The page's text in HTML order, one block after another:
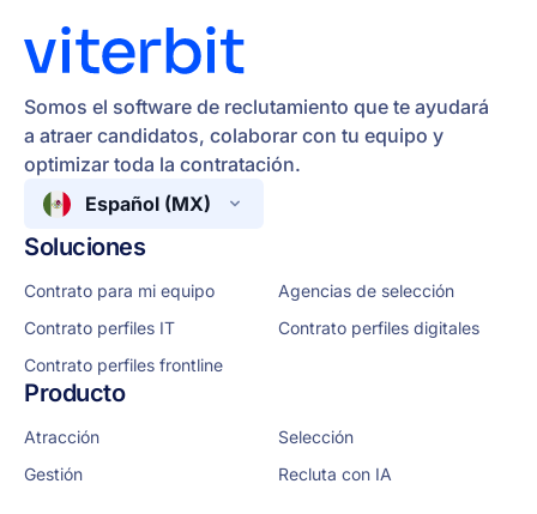
Somos el software de reclutamiento que te ayudará
a atraer candidatos, colaborar con tu equipo y
optimizar toda la contratación.
Español (MX)
Soluciones
Contrato para mi equipo
Agencias de selección
Contrato perfiles IT
Contrato perfiles digitales
Contrato perfiles frontline
Producto
Atracción
Selección
Gestión
Recluta con IA